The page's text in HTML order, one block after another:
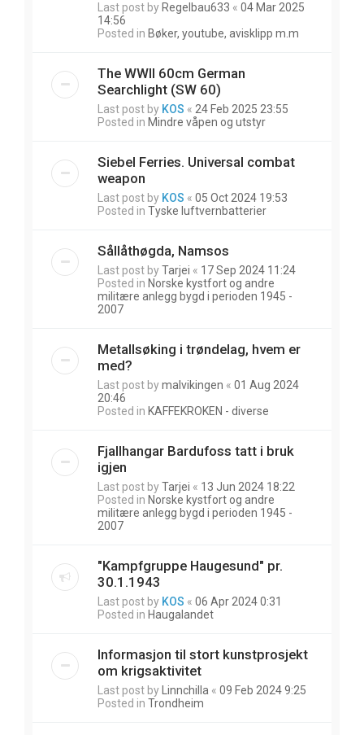
Last post by Regelbau633 « 04 Mar 2025
14:56
Posted in Bøker, youtube, avisklipp m.m
The WWII 60cm German
Searchlight (SW 60)
Last post by KOS « 24 Feb 2025 23:55
Posted in Mindre våpen og utstyr
Siebel Ferries. Universal combat
weapon
Last post by KOS « 05 Oct 2024 19:53
Posted in Tyske luftvernbatterier
Sållåthøgda, Namsos
Last post byTarjei « 17 Sep 2024 11:24
Posted in Norske kystfort og andre
militære anlegg bygd i perioden 1945 -
2007
Metallsøking i trøndelag, hvem er
med?
Last post bymalvikingen « 01 Aug 2024
20:46
Posted in KAFFEKROKEN - diverse
Fjallhangar Bardufoss tatt i bruk
igjen
Last post byTarjei « 13 Jun 2024 18:22
Posted in Norske kystfort og andre
militære anlegg bygd i perioden 1945 -
2007
"Kampfgruppe Haugesund" pr.
30.1.1943
Last post by KOS « 06 Apr 2024 0:31
Posted in Haugalandet
Informasjon til stort kunstprosjekt
om krigsaktivitet
Last post by Linnchilla « 09 Feb 2024 9:25
Posted in Trondheim